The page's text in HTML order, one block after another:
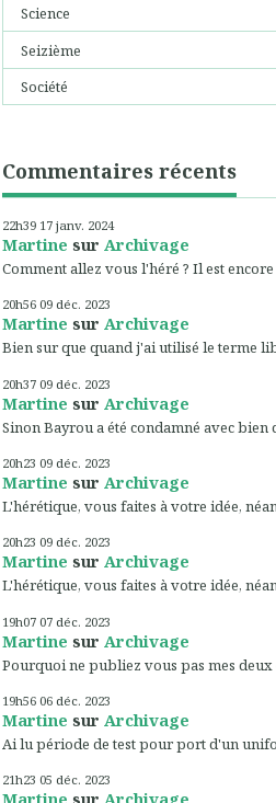
Science
Seizième
Société
Commentaires récents
22h39 17 janv. 2024
Martine sur Archivage
Comment allez vous l'héré ? Il est
20h56 09 déc. 2023
Martine sur Archivage
Bien sur que quand j'ai utilisé le terme
20h37 09 déc. 2023
Martine sur Archivage
Sinon Bayrou a été condamné avec bien
20h23 09 déc. 2023
Martine sur Archivage
L'hérétique, vous faites à votre idée,
20h23 09 déc. 2023
Martine sur Archivage
L'hérétique, vous faites à votre idée,
19h07 07 déc. 2023
Martine sur Archivage
Pourquoi ne publiez vous pas mes deux
19h56 06 déc. 2023
Martine sur Archivage
Ai lu période de test pour port d'un
21h23 05 déc. 2023